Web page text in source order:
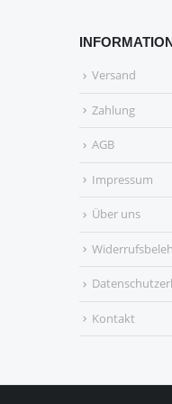
Versand
Zahlung
AGB
Impressum
Über uns
Kontakt